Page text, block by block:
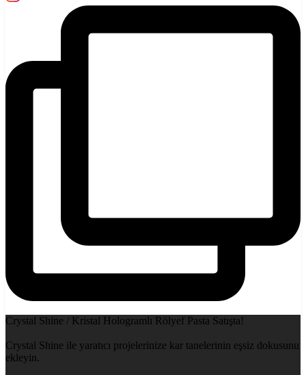
Crystal Shine / Kristal Hologramlı Rölyef Pasta Satışta!
Crystal Shine ile yaratıcı projelerinize kar tanelerinin eşsiz dokusunu
ekleyin.